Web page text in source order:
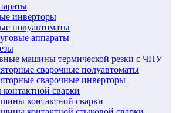
инверторы
полуавтоматы
аппараты
машины термической резки с ЧПУ
сварочные полуавтоматы
сварочные инверторы
сварки
контактной сварки